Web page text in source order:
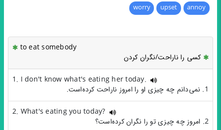
annoy
upset
worry
to eat somebody
کسی را ناراحت/نگران کردن
1. I don't know what's eating her today.
1. نمی‌دانم چه چیزی او را امروز ناراحت کرده‌است.
2. What's eating you today?
2. امروز چه چیزی تو را نگران کرده‌است؟